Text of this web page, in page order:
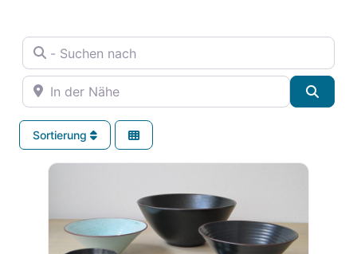
- Suchen nach
In der Nähe
Sortierung